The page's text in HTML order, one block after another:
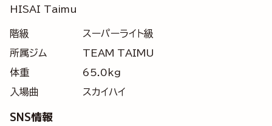
HISAI Taimu
階級
スーパーライト級
所属ジム
TEAM TAIMU
体重
65.0kg
入場曲
スカイハイ
SNS情報